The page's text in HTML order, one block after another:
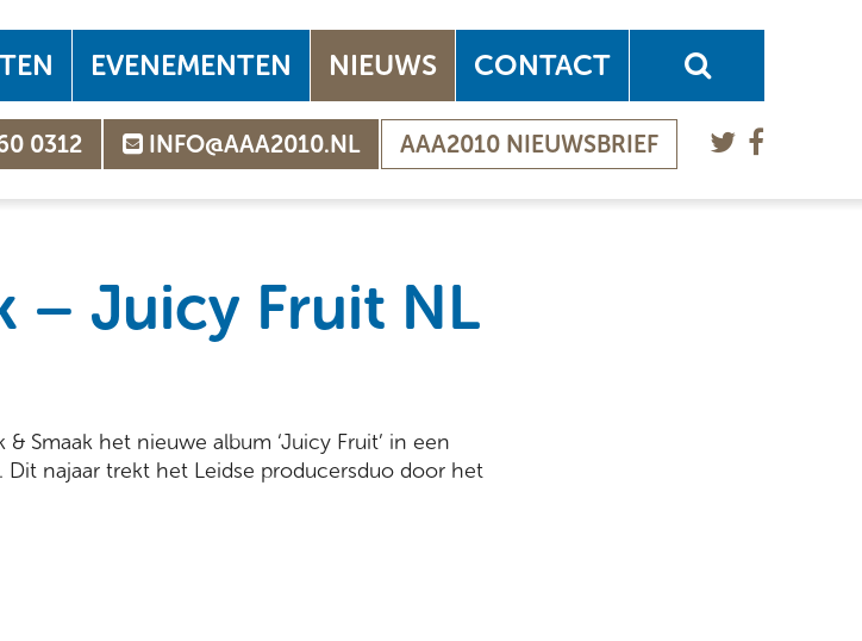
EVENEMENTEN NIEUWS CONTACT
0312 INFO@AAA2010.NL AAA2010 NIEUWSBRIEF
– Juicy Fruit NL
Smaak het nieuwe album ‘Juicy Fruit’ in een
najaar trekt het Leidse producersduo door het